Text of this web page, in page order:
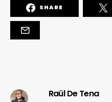
SHARE
Raül De Tena